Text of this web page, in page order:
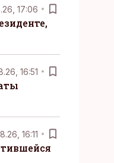
17:06
16:51
16:11